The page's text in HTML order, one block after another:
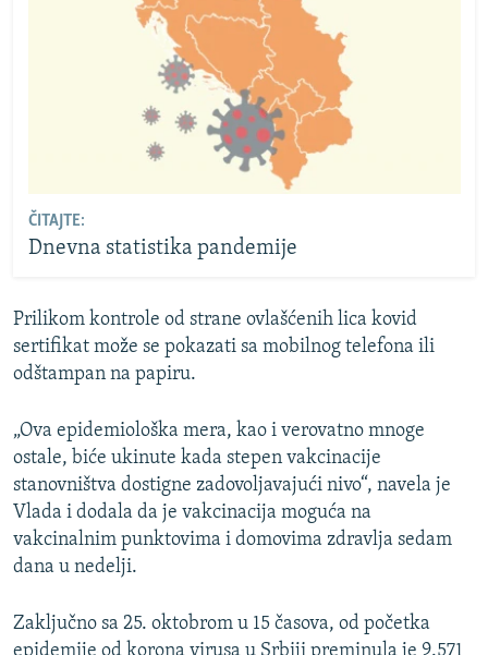
ČITAJTE:
Dnevna statistika pandemije
Prilikom kontrole od strane ovlašćenih lica kovid
sertifikat može se pokazati sa mobilnog telefona ili
odštampan na papiru.
„Ova epidemiološka mera, kao i verovatno mnoge
ostale, biće ukinute kada stepen vakcinacije
stanovništva dostigne zadovoljavajući nivo“, navela je
Vlada i dodala da je vakcinacija moguća na
vakcinalnim punktovima i domovima zdravlja sedam
dana u nedelji.
Zaključno sa 25. oktobrom u 15 časova, od početka